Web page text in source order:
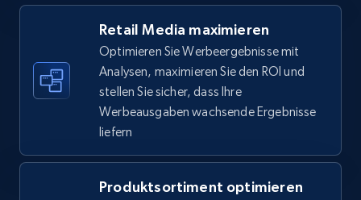
using specific category URL
URL, Final price, Sku, Currency, Gtin,
Specifications, Image urls, Top reviews, and
more.
874+
Retail Media maximieren
Optimieren Sie Werbeergebnisse mit
Analysen, maximieren Sie den ROI und
stellen Sie sicher, dass Ihre
Werbeausgaben wachsende Ergebnisse
liefern
Produktsortiment optimieren